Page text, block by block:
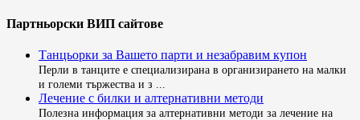
Партньорски ВИП сайтове
Танцьорки за Вашето парти и незабравим купон
Перли в танците е специализирана в организирането на малки
и големи тържества и з ...
Лечение с билки и алтернативни методи
Полезна информация за алтернативни методи за лечение на